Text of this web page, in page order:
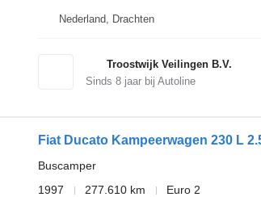
Nederland, Drachten
Troostwijk Veilingen B.V.
Sinds 8jaar bij Autoline
Fiat Ducato Kampeerwagen 230 L
Buscamper
1997
277.610 km
Euro 2